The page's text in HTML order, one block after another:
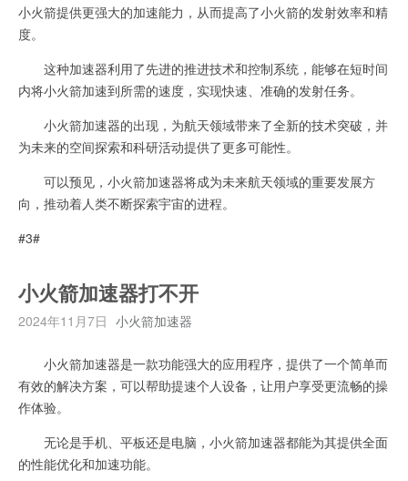
小火箭提供更强大的加速能力，从而提高了小火箭的发射效率和精
度。
这种加速器利用了先进的推进技术和控制系统，能够在短时间
内将小火箭加速到所需的速度，实现快速、准确的发射任务。
小火箭加速器的出现，为航天领域带来了全新的技术突破，并
为未来的空间探索和科研活动提供了更多可能性。
可以预见，小火箭加速器将成为未来航天领域的重要发展方
向，推动着人类不断探索宇宙的进程。
#3#
小火箭加速器打不开
2024年11月7日 小火箭加速器
小火箭加速器是一款功能强大的应用程序，提供了一个简单而
有效的解决方案，可以帮助提速个人设备，让用户享受更流畅的操
作体验。
无论是手机、平板还是电脑，小火箭加速器都能为其提供全面
的性能优化和加速功能。